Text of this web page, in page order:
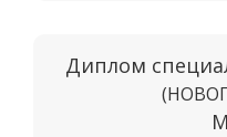
Диплом